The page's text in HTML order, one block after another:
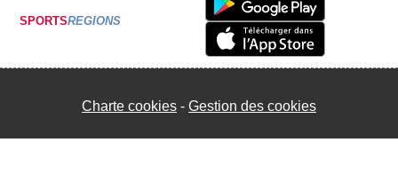
SPORTSREGIONS
Charte cookies Gestion des cookies